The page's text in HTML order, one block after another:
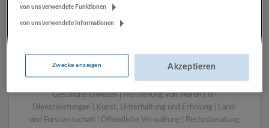
Bergheim bei Salzburg
Bau | Beherbergung und Gastronomie | Einzelhandel |
Energieversorgung | Finanz- und Versicherungsleistungen |
Gesundheitswesen | Herstellung von Waren | IT-
Dienstleistungen | Kunst, Unterhaltung und Erholung | Land-
und Forstwirtschaft | Öffentliche Verwaltung | Rechtsberatung
von uns verwendete Funktionen
von uns verwendete Informationen
Zwecke anzeigen Akzeptieren